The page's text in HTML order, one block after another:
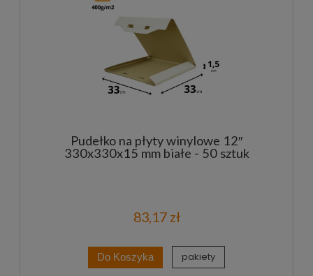
Pudełko na płyty winylowe 12″
330x330x15 mm białe - 50 sztuk
83,17 zł
Do Koszyka pakiety